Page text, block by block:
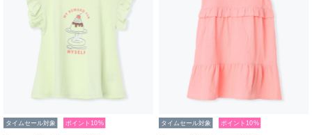
タイムセール対象 ポイント10% タイムセール対象 ポイント10%